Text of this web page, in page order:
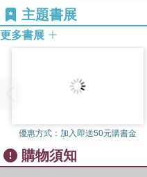
主題書展
更多書展
優惠方式： 加入即送50元購書金
購物須知